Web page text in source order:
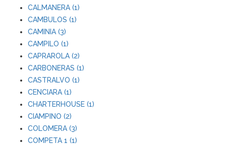
CALMANERA (1)
CAMBULOS (1)
CAMINIA (3)
CAMPILO (1)
CAPRAROLA (2)
CARBONERAS (1)
CASTRALVO (1)
CENCIARA (1)
CHARTERHOUSE (1)
CIAMPINO (2)
COLOMERA (3)
COMPETA 1 (1)